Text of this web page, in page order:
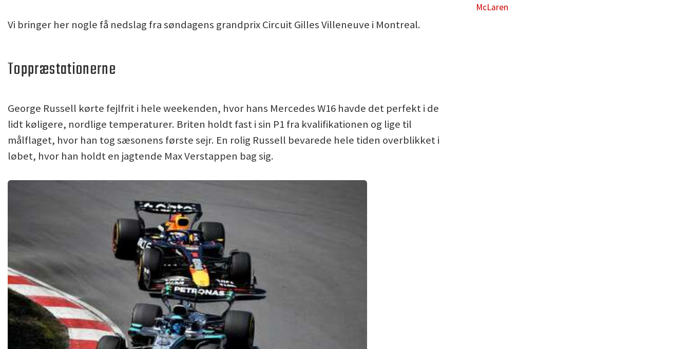
Vi bringer her nogle få nedslag fra søndagens grandprix Circuit Gilles Villeneuve i Montreal.
Toppræstationerne
George Russell kørte fejlfrit i hele weekenden, hvor hans Mercedes W16 havde det perfekt i de
lidt køligere, nordlige temperaturer. Briten holdt fast i sin P1 fra kvalifikationen og lige til
målflaget, hvor han tog sæsonens første sejr. En rolig Russell bevarede hele tiden overblikket i
løbet, hvor han holdt en jagtende Max Verstappen bag sig.
McLaren